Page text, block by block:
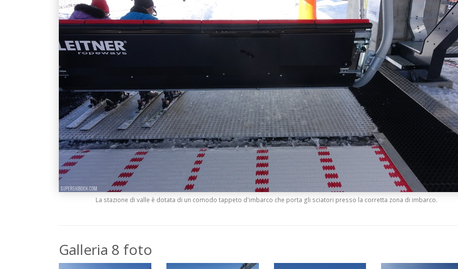
La stazione di valle è dotata di un comodo tappeto d'imbarco che porta gli sciatori presso la corretta zona di imbarco.
Galleria 8 foto